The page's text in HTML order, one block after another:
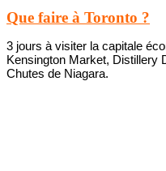
Que faire à Toronto ?
3 jours à visiter la capitale
Kensington Market, Distillery
Chutes de Niagara.